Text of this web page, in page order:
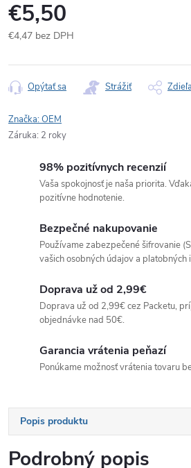
€5,50
€4,47 bez DPH
cena:
Opýtať sa Strážiť
Značka:OEM
Záruka: 2 roky
98% pozitívnych recenzií
Vaša spokojnosť je naša priorita.
pozitívne hodnotenie.
Bezpečné nakupovanie
Používame zabezpečené šifrovanie
vašich osobných údajov a platobných
Doprava už od 2,99€
Doprava už od 2,99€ cez Packetu,
objednávke nad 50€.
Garancia vrátenia peňazí
Ponúkame možnosť vrátenia tovaru
Popis produktu
Podrobný popis